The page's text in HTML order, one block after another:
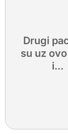
Drugi
su uz
i...